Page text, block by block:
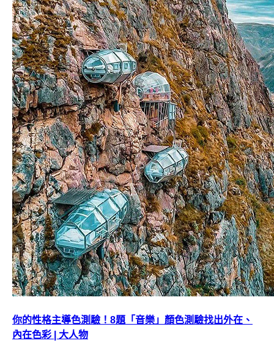
你的性格主導色測驗！8題「音樂」顏色測驗找出外在、
內在色彩 | 大人物